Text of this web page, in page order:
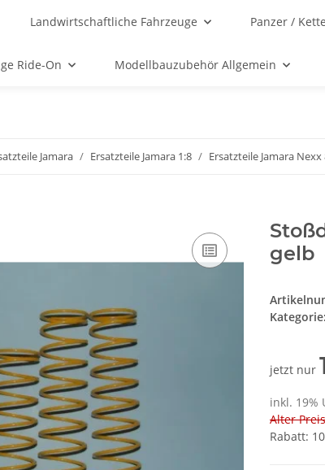
Landwirtschaftliche Fahrzeuge Panzer /
Ride-On Modellbauzubehör Allgemein
Jamara Ersatzteile Jamara 1:8 Ersatzteile Jamara Nexx
gelb
Kategorie:
jetzt nur
inkl. 19%
Alter
Rabatt: